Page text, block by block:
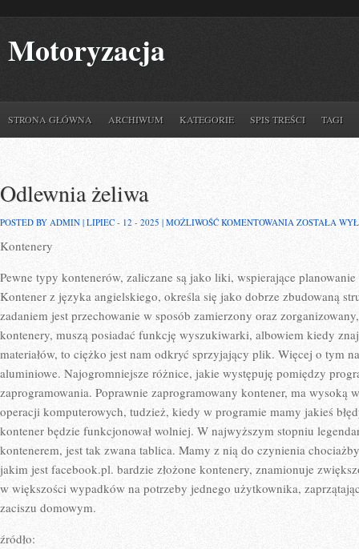
Motoryzacja
STRONA GŁÓWNA ARCHIWUM KATEGORIE SPIS TREŚCI TAGI
Odlewnia żeliwa
POSTED BY ADMIN | LIPIEC - 12 - 2025 | MOŻLIWOŚĆ KOMENTOWANIA ODLEWNIA
ZOSTAŁA
Kontenery
Pewne typy kontenerów, zaliczane są jako liki, wspierające
Kontener z języka angielskiego, określa się jako dobrze zbudowaną
zadaniem jest przechowanie w sposób zamierzony oraz
kontenery, muszą posiadać funkcję wyszukiwarki, albowiem kiedy
materiałów, to ciężko jest nam odkryć sprzyjający plik. Więcej o tym
aluminiowe. Najogromniejsze różnice, jakie występuję pomiędzy
zaprogramowania. Poprawnie zaprogramowany kontener, ma wysoką
operacji komputerowych, tudzież, kiedy w programie mamy jakieś
kontener będzie funkcjonował wolniej. W najwyższym stopniu
kontenerem, jest tak zwana tablica. Mamy z nią do czynienia
jakim jest facebook.pl. bardzie złożone kontenery, znamionuje
w większości wypadków na potrzeby jednego użytkownika,
zaciszu domowym.
źródło: